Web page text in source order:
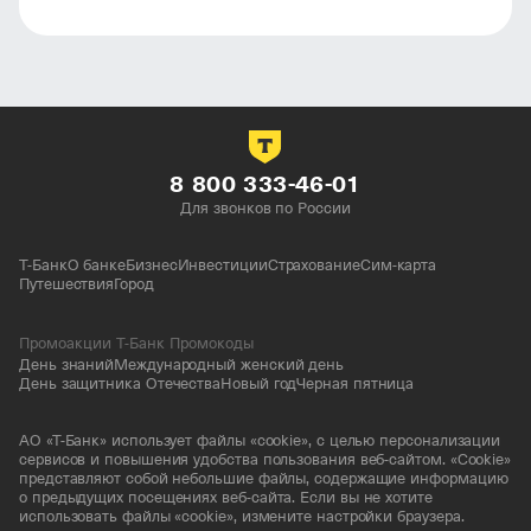
8 800 333-46-01
Для звонков по России
Т-БанкО банкеБизнесИнвестицииСтрахованиеСим-карта
ПутешествияГород
Промоакции Т-Банк Промокоды
День знанийМеждународный женский день
День защитника ОтечестваНовый годЧерная пятница
АО «Т-Банк» использует файлы «cookie», с целью персонализации
сервисов и повышения удобства пользования веб-сайтом. «Cookie»
представляют собой небольшие файлы, содержащие информацию
о предыдущих посещениях веб-сайта. Если вы не хотите
использовать файлы «cookie», измените настройки браузера.